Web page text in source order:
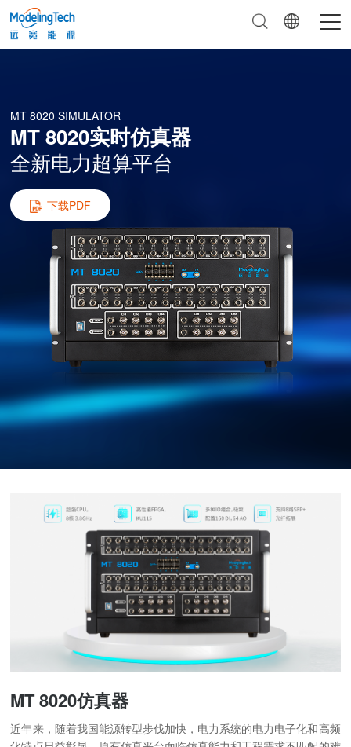
MT 8020 SIMULATOR
MT 8020实时仿真器
全新电力超算平台
下载PDF
MT 8020仿真器
近年来，随着我国能源转型步伐加快，电力系统的电力电子化和高频